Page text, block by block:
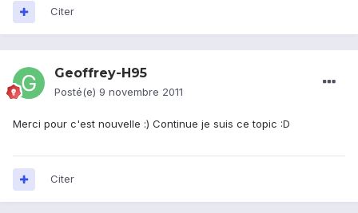
Citer
Geoffrey-H95
Posté(e) 9 novembre 2011
Merci pour c'est nouvelle :) Continue je suis ce topic :D
Citer